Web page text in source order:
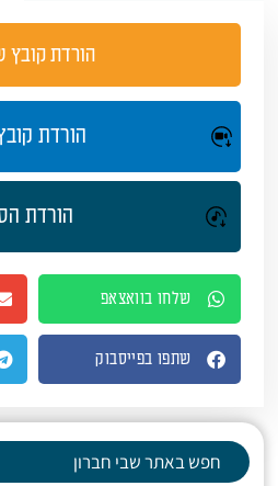
הורדת
הורדת
הורדת
שלחו בוואצאפ
שתפו בפייסבוק